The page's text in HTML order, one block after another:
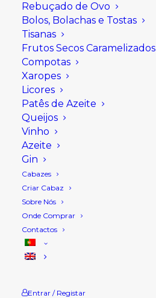
Rebuçado de Ovo
Bolos, Bolachas e Tostas
Tisanas
Frutos Secos Caramelizados
Compotas
Xaropes
Licores
Patês de Azeite
Queijos
Vinho
Azeite
Gin
Cabazes
Criar Cabaz
Sobre Nós
Onde Comprar
Contactos
Entrar / Registar